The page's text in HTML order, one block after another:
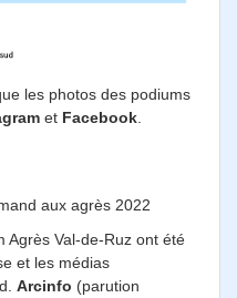
les photos des podiums
et Facebook
aux agrès 2022
Agrès Val-de-Ruz ont été
et les médias
Arcinfo (parution